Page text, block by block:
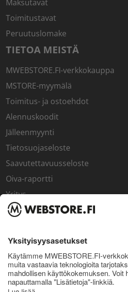
Maksutavat
Toimitustavat
Peruutuslomake
TIETOA MEISTÄ
MWEBSTORE.FI-verkkokauppa
MSTORE-myymälä
Toimitus- ja ostoehdot
Alennuskoodit
Jälleenmyynti
Tietosuojaseloste
Saavutettavuusseloste
Oiva-raportti
Yritys
SISÄPIIRI
Sisäpiirin bonusohjelma
Uutiskirje
Uutiset ja artikkelit